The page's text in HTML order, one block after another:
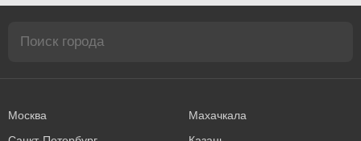
Москва
Махачкала